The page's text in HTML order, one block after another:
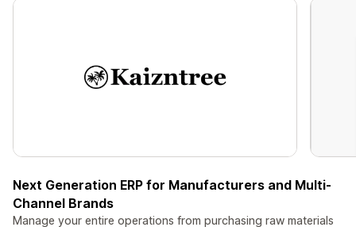
Next Generation ERP for Manufacturers and Multi-
Channel Brands
Manage your entire operations from purchasing raw materials